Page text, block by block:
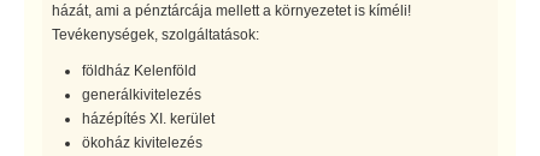
házát, ami a pénztárcája mellett a környezetet is kíméli!
Tevékenységek, szolgáltatások:
földház Kelenföld
generálkivitelezés
házépítés XI. kerület
ökoház kivitelezés